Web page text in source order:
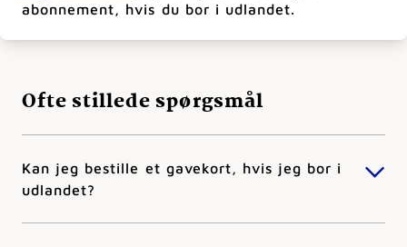
abonnement, hvis du bor i udlandet.
Ofte stillede spørgsmål
Kan jeg bestille et gavekort, hvis jeg bor i
udlandet?